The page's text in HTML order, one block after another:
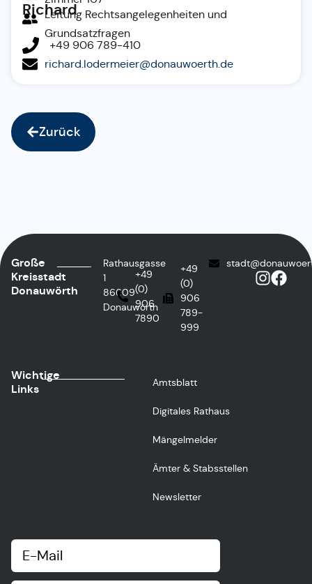
Richard
Leitung Rechtsangelegenheiten und
Grundsatzfragen
+49 906 789-410
richard.lodermeier@donauwoerth.de
Zurück
Große
Kreisstadt
Donauwörth
Rathausgasse
1
86609
Donauwörth
+49
(0)
906
7890
+49
(0)
906
789-
999
Wichtige
Links
Amtsblatt
Digitales Rathaus
Mängelmelder
Ämter & Stabsstellen
Newsletter